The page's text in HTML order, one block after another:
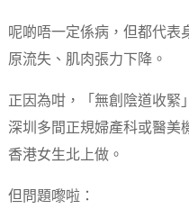
呢啲唔一定係病，但都代表
原流失、肌肉張力下降。
正因為咁，「無創陰道收緊
深圳多間正規婦產科或醫美
香港女生北上做。
但問題嚟啦：